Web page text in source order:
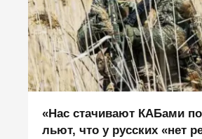
«Нас стачивают КАБами
льют, что у русских «нет